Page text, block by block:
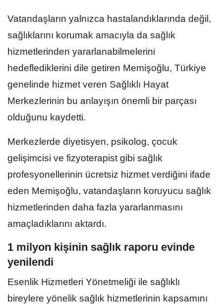
Vatandaşların yalnızca hastalandıklarında değil,
sağlıklarını korumak amacıyla da sağlık
hizmetlerinden yararlanabilmelerini
hedeflediklerini dile getiren Memişoğlu, Türkiye
genelinde hizmet veren Sağlıklı Hayat
Merkezlerinin bu anlayışın önemli bir parçası
olduğunu kaydetti.
Merkezlerde diyetisyen, psikolog, çocuk
gelişimcisi ve fizyoterapist gibi sağlık
profesyonellerinin ücretsiz hizmet verdiğini ifade
eden Memişoğlu, vatandaşların koruyucu sağlık
hizmetlerinden daha fazla yararlanmasını
amaçladıklarını aktardı.
1 milyon kişinin sağlık raporu evinde
yenilendi
Esenlik Hizmetleri Yönetmeliği ile sağlıklı
bireylere yönelik sağlık hizmetlerinin kapsamını